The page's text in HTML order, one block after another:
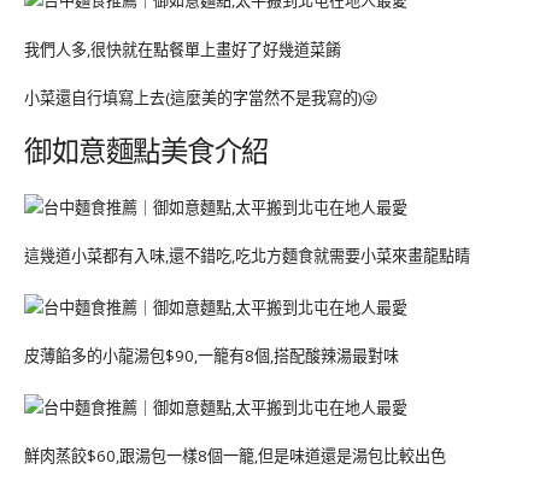
我們人多,很快就在點餐單上畫好了好幾道菜餚
小菜還自行填寫上去(這麼美的字當然不是我寫的)😜
御如意麵點美食介紹
這幾道小菜都有入味,還不錯吃,吃北方麵食就需要小菜來畫龍點睛
皮薄餡多的小龍湯包$90,一籠有8個,搭配酸辣湯最對味
鮮肉蒸餃$60,跟湯包一樣8個一籠,但是味道還是湯包比較出色